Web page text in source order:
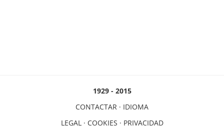
1929 - 2015
CONTACTAR · IDIOMA
LEGAL· COOKIES · PRIVACIDAD